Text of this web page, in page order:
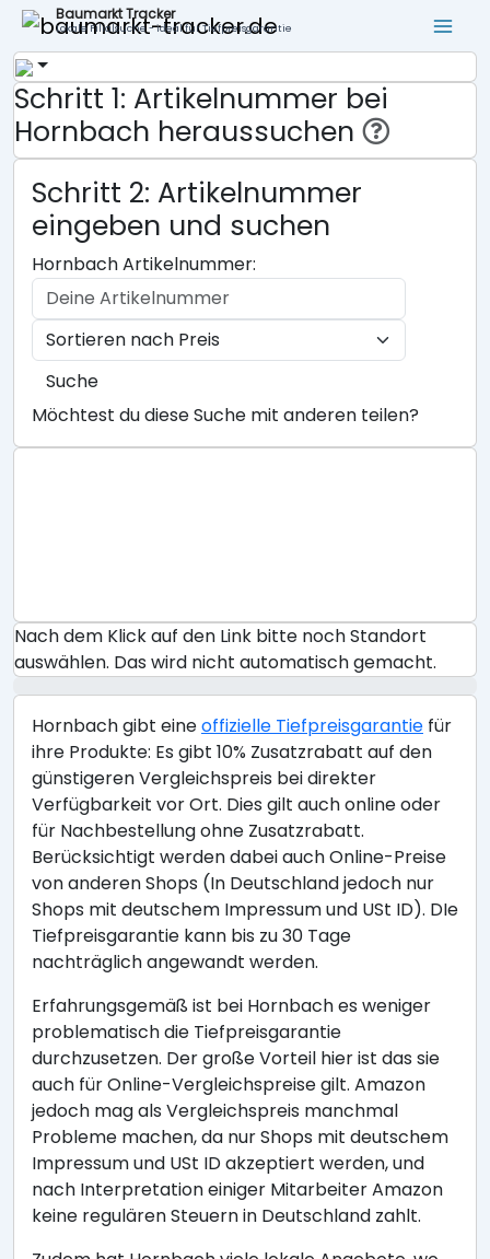
Baumarkt Tracker
Lokale Filialsuche - ideal für Tiefpreisgarantie
Schritt 1: Artikelnummer bei
Hornbach heraussuchen
Schritt 2: Artikelnummer
eingeben und suchen
Hornbach Artikelnummer:
Suche
Möchtest du diese Suche mit anderen teilen?
Nach dem Klick auf den Link bitte noch Standort
auswählen. Das wird nicht automatisch gemacht.
Hornbach gibt eineoffizielle Tiefpreisgarantie für
ihre Produkte: Es gibt 10% Zusatzrabatt auf den
günstigeren Vergleichspreis bei direkter
Verfügbarkeit vor Ort. Dies gilt auch online oder
für Nachbestellung ohne Zusatzrabatt.
Berücksichtigt werden dabei auch Online-Preise
von anderen Shops (In Deutschland jedoch nur
Shops mit deutschem Impressum und USt ID). DIe
Tiefpreisgarantie kann bis zu 30 Tage
nachträglich angewandt werden.
Erfahrungsgemäß ist bei Hornbach es weniger
problematisch die Tiefpreisgarantie
durchzusetzen. Der große Vorteil hier ist das sie
auch für Online-Vergleichspreise gilt. Amazon
jedoch mag als Vergleichspreis manchmal
Probleme machen, da nur Shops mit deutschem
Impressum und USt ID akzeptiert werden, und
nach Interpretation einiger Mitarbeiter Amazon
keine regulären Steuern in Deutschland zahlt.